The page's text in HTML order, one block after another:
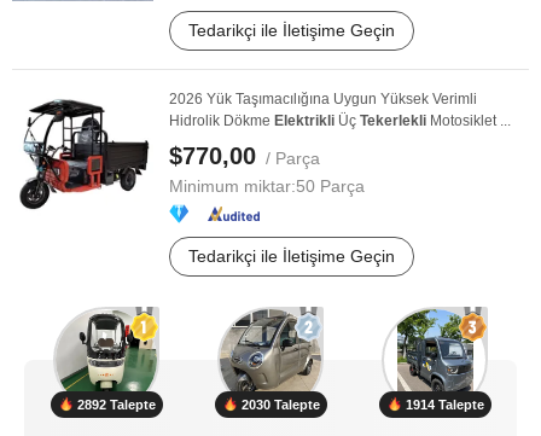
Tedarikçi ile İletişime Geçin
2026 Yük Taşımacılığına Uygun Yüksek Verimli
Hidrolik Dökme Elektrikli Üç Tekerlekli Motosiklet ...
$770,00 / Parça
Minimum miktar:50 Parça
Tedarikçi ile İletişime Geçin
2892 Talepte 2030 Talepte 1914 Talepte